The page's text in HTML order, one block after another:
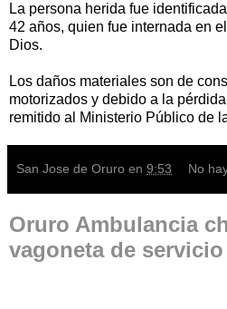
La persona herida fue
42 años, quien fue internada en
Dios.
Los daños materiales son de
motorizados y debido a la
remitido al Ministerio Público de
San Jose de Oruro en 9:53 No
Oruro Ambulancia
vagoneta de